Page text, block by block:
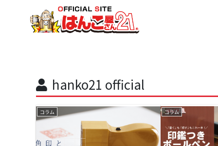
hanko21 official
コラム コラム